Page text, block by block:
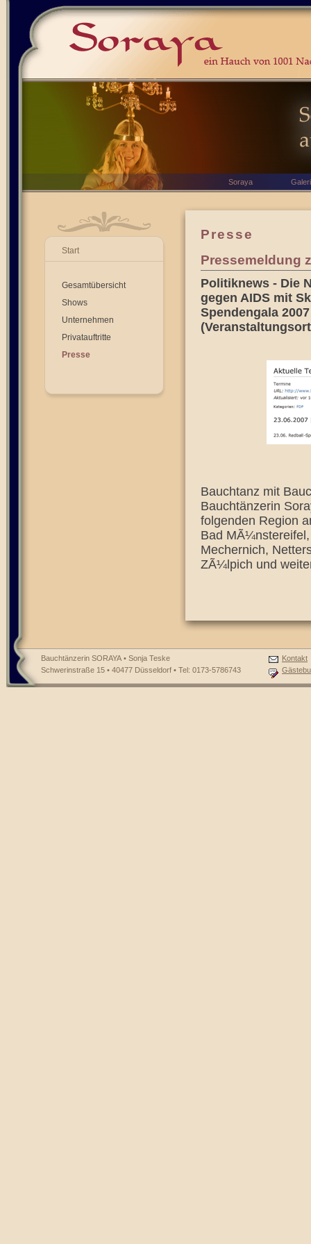
Start
Gesamtübersicht
Shows
Unternehmen
Privatauftritte
Presse
Presse
Pressemeldung
Politiknews - Die
gegen AIDS mit
Spendengala 2007
Bauchtanz mit
Bauchtänzerin
folgenden Region
Bad
Mechernich,
ZÃ¼lpich und
Bauchtänzerin SORAYA • Sonja Teske
Schwerinstraße 15 • 40477 Düsseldorf • Tel: 0173-5786743
Kontakt
Soraya